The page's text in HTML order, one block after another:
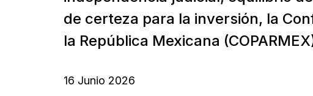
de certeza para la inversión, la
la República Mexicana
16 Junio 2026